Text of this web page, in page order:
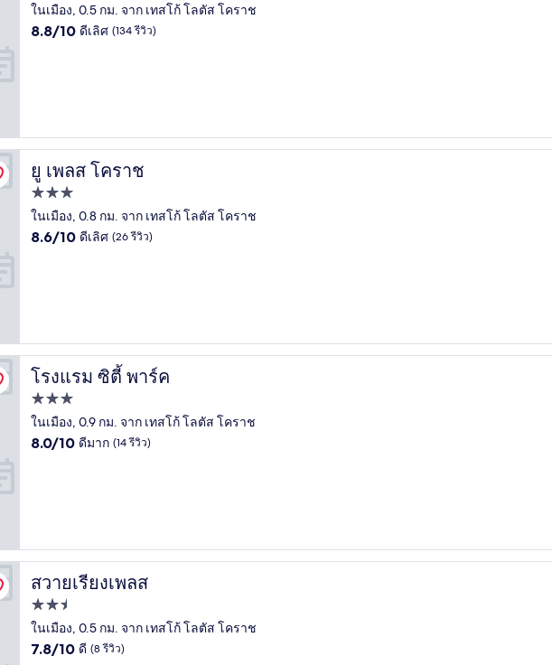
4.0
ดาว
ในเมือง, 0.5 กม. จาก เทสโก้ โลตัส โคราช
8.8
8.8/10 ดีเลิศ (134 รีวิว)
ยู เพลส โคราช
ยู เพลส โคราช
ที่พัก
3.0
ดาว
ในเมือง, 0.8 กม. จาก เทสโก้ โลตัส โคราช
8.6
8.6/10 ดีเลิศ (26 รีวิว)
โรงแรม ซิตี้ พาร์ค
โรงแรม ซิตี้ พาร์ค
ที่พัก
3.0
ดาว
ในเมือง, 0.9 กม. จาก เทสโก้ โลตัส โคราช
8.0
8.0/10 ดีมาก (14 รีวิว)
สวายเรียงเพลส
สวายเรียงเพลส
ที่พัก
2.5
ดาว
ในเมือง, 0.5 กม. จาก เทสโก้ โลตัส โคราช
7.8
7.8/10 ดี (8 รีวิว)